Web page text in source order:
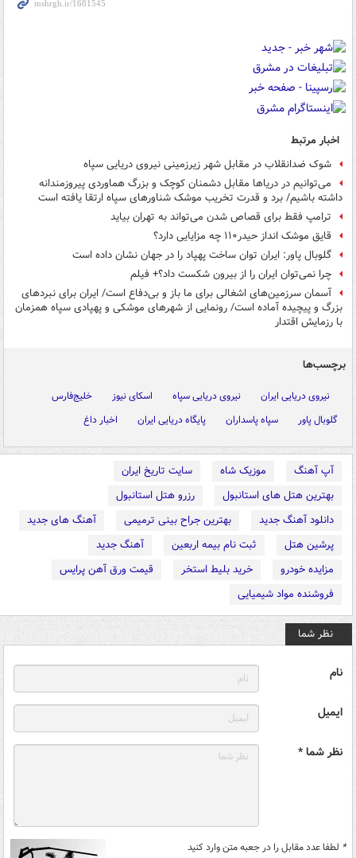
اخبار مرتبط
شوک ضدانقلاب در مقابل شهر زیرزمینی نیروی دریایی سپاه
می‌توانیم در دریاها مقابل دشمنان کوچک و بزرگ هماوردی پیروزمندانه
داشته باشیم/ برد و قدرت تخریب موشک‌ شناورهای سپاه ارتقا یافته است
ترامپ فقط برای قصاص شدن می‌تواند به تهران بیاید
قایق موشک انداز حیدر۱۱۰ چه مزایایی دارد؟
گلوبال پاور: ایران توان ساخت پهپاد را در جهان نشان داده است
چرا نمی‌توان ایران را از بیرون شکست داد؟+ فیلم
آسمان سرزمین‌های اشغالی برای ما باز و بی‌دفاع است/ ایران برای نبردهای
بزرگ و پیچیده آماده است/ رونمایی از شهرهای موشکی و پهپادی سپاه همزمان
با رزمایش اقتدار
برچسب‌ها
نیروی دریایی ایران نیروی دریایی سپاه اسکای نیوز
خلیج‌فارس
گلوبال پاور
سپاه پاسداران پایگاه دریایی ایران اخبار داغ
آپ آهنگ موزیک شاه
سایت تاریخ ایران
بهترین هتل های استانبول
رزرو هتل استانبول
دانلود آهنگ جدید
بهترین جراح بینی ترمیمی
آهنگ های جدید
پرشین هتل
ثبت نام بیمه اربعین
آهنگ جدید
مزایده خودرو
خرید بلیط استخر
قیمت ورق آهن پرایس
فروشنده مواد شیمیایی
نظر شما
نام
ایمیل
نظر شما *
* لطفا عدد مقابل را در جعبه متن وارد کنید